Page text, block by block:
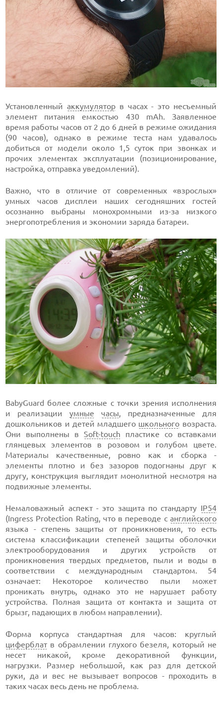
Установленный аккумуляторв часах - это несъемный
элемент питания емкостью 430 mAh. Заявленное
время работы часов от 2 до 6 дней в режиме ожидания
(90 часов), однако в режиме теста нам удавалось
добиться от модели около 1,5 суток при звонках и
прочих элементах эксплуатации (позиционирование,
настройка, отправка уведомлений).
Важно, что в отличие от современных «взрослых»
умных часов дисплеи наших сегодняшних гостей
осознанно выбраны монохромными из-за низкого
энергопотребления и экономии заряда батареи.
BabyGuard более сложные с точки зрения исполнения
и реализацииумные часы, предназначенные для
дошкольников и детей младшего школьного возраста.
Они выполнены в Soft-touch пластике со вставками
глянцевых элементов в розовом и голубом цвете.
Материалы качественные, ровно как и сборка -
элементы плотно и без зазоров подогнаны друг к
другу, конструкция выглядит монолитной несмотря на
подвижные элементы.
Немаловажный аспект - это защита по стандарту IP54
(Ingress Protection Rating, что в переводе с английского
языка - степень защиты от проникновения, то есть
система классификации степеней защиты оболочки
электрооборудования и других устройств от
проникновения твердых предметов, пыли и воды в
соответствии с международным стандартом. 54
означает: Некоторое количество пыли может
проникать внутрь, однако это не нарушает работу
устройства. Полная защита от контакта и защита от
брызг, падающих в любом направлении).
Форма корпуса стандартная для часов: круглый
циферблатв обрамлении глухого безеля, который не
несет никакой, кроме декоративной функции,
нагрузки. Размер небольшой, как раз для детской
руки, да и вес не вызывает вопросов - проходить в
таких часах весь день не проблема.